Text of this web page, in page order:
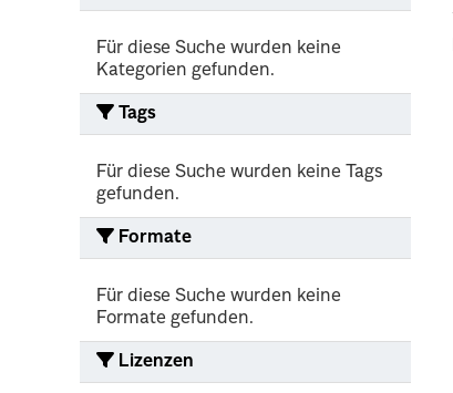
Für diese Suche wurden keine
Kategorien gefunden.
Tags
Für diese Suche wurden keine Tags
gefunden.
Formate
Für diese Suche wurden keine
Formate gefunden.
Lizenzen